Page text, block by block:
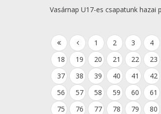
Vasárnap U17-es csapatunk
1 2 3 4
18
19 20 21 22 23
37
38 39 40 41 42
56
57 58 59 60 61
75
76 77 78 79 80